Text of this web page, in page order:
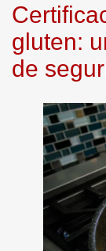
gluten:
de